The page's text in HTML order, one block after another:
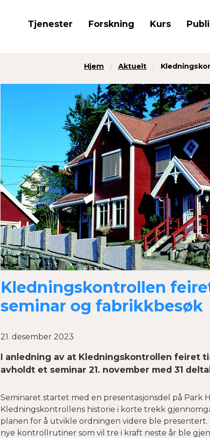
Tjenester Forskning Kurs
Hjem Aktuelt
Kledningskontrollen
seminar og fabrikkbesøk
21. desember 2023
I anledning av at Kledningskontrollen feiret
avholdt et seminar 21. november med 31
Seminaret startet med en presentasjonsdel på Park
Kledningskontrollens historie i korte trekk
planen for å utvikle ordningen videre ble
nye kontrollrutiner som vil tre i kraft neste år ble